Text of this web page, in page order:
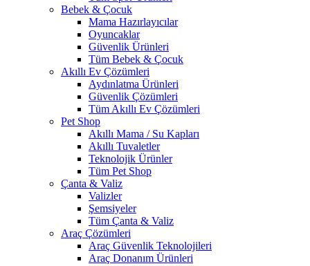
Bebek & Çocuk
Mama Hazırlayıcılar
Oyuncaklar
Güvenlik Ürünleri
Tüm Bebek & Çocuk
Akıllı Ev Çözümleri
Aydınlatma Ürünleri
Güvenlik Çözümleri
Tüm Akıllı Ev Çözümleri
Pet Shop
Akıllı Mama / Su Kapları
Akıllı Tuvaletler
Teknolojik Ürünler
Tüm Pet Shop
Çanta & Valiz
Valizler
Şemsiyeler
Tüm Çanta & Valiz
Araç Çözümleri
Araç Güvenlik Teknolojileri
Araç Donanım Ürünleri